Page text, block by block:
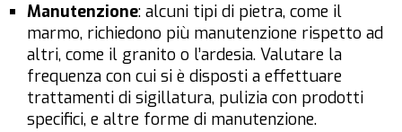
Manutenzione: alcuni tipi di pietra, come il
marmo, richiedono più manutenzione rispetto ad
altri, come il granito o l’ardesia. Valutare la
frequenza con cui si è disposti a effettuare
trattamenti di sigillatura, pulizia con prodotti
specifici, e altre forme di manutenzione.